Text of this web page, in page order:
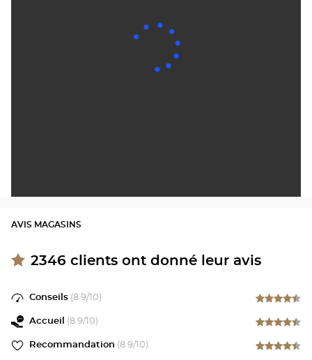
AVIS MAGASINS
2346 clients ont donné leur avis
Conseils (8.9/10)
Accueil (8.9/10)
Recommandation (8.9/10)